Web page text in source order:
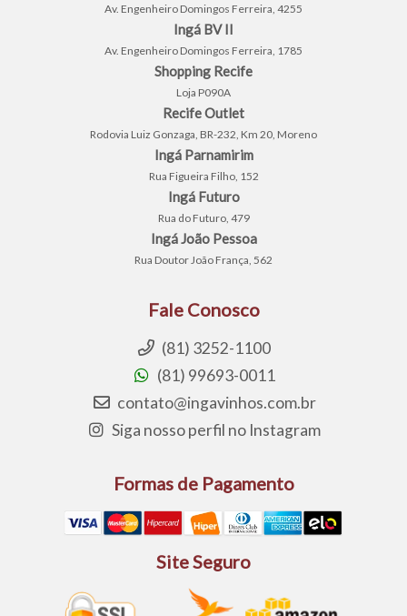
Av. Engenheiro Domingos Ferreira, 4255
Ingá BV II
Av. Engenheiro Domingos Ferreira, 1785
Shopping Recife
Loja P090A
Recife Outlet
Rodovia Luiz Gonzaga, BR-232, Km 20, Moreno
Ingá Parnamirim
Rua Figueira Filho, 152
Ingá Futuro
Rua do Futuro, 479
Ingá João Pessoa
Rua Doutor João França, 562
Fale Conosco
(81) 3252-1100
(81) 99693-0011
contato@ingavinhos.com.br
Siga nosso perfil no Instagram
Formas de Pagamento
Site Seguro